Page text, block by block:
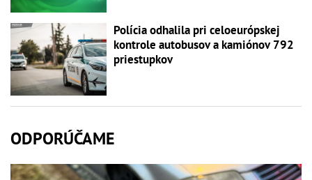
Polícia odhalila pri celoeurópskej
kontrole autobusov a kamiónov 792
priestupkov
ODPORÚČAME